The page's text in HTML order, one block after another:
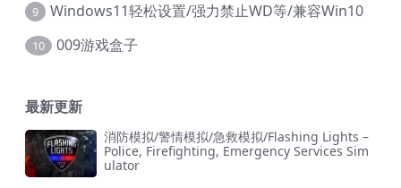
9 Windows11轻松设置/强力禁止WD等/兼容Win10
10 009游戏盒子
最新更新
消防模拟/警情模拟/急救模拟/Flashing Lights –
Police, Firefighting, Emergency Services Sim
ulator